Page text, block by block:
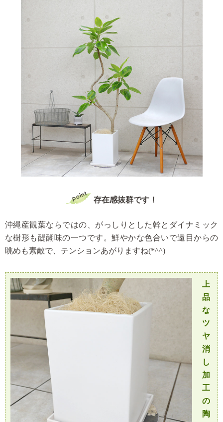
存在感抜群です！
沖縄産観葉ならではの、がっしりとした幹とダイナミック
な樹形も醍醐味の一つです。鮮やかな色合いで遠目からの
眺めも素敵で、テンションあがりますね(*^^)
上
品
な
ツ
ヤ
消
し
加
工
の
陶